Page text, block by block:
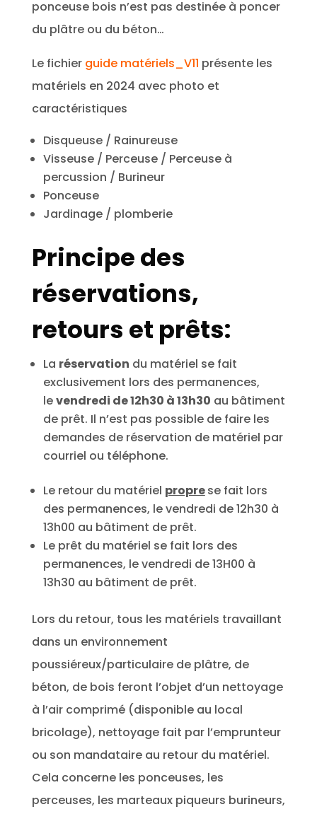
ponceuse bois n’est pas destinée à poncer
du plâtre ou du béton…
Le fichier guide matériels_V11 présente les
matériels en 2024 avec photo et
caractéristiques
Disqueuse / Rainureuse
Visseuse / Perceuse / Perceuse à
percussion / Burineur
Ponceuse
Jardinage / plomberie
Principe des
réservations,
retours et prêts:
La réservation du matériel se fait
exclusivement lors des permanences,
levendredi de 12h30 à 13h30 au bâtiment
de prêt. Il n’est pas possible de faire les
demandes de réservation de matériel par
courriel ou téléphone.
Le retour du matériel proprese fait lors
des permanences, le vendredi de 12h30 à
13h00 au bâtiment de prêt.
Le prêt du matériel se fait lors des
permanences, le vendredi de 13H00 à
13h30 au bâtiment de prêt.
Lors du retour, tous les matériels travaillant
dans un environnement
poussiéreux/particulaire de plâtre, de
béton, de bois feront l’objet d’un nettoyage
à l’air comprimé (disponible au local
bricolage), nettoyage fait par l’emprunteur
ou son mandataire au retour du matériel.
Cela concerne les ponceuses, les
perceuses, les marteaux piqueurs burineurs,